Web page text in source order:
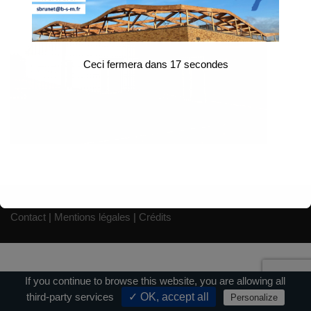
Contact | Mentions légales | Crédits
Ceci fermera dans 17secondes
If you continue to browse this website, you are allowing all
third-party services
✓ OK, accept all Personalize